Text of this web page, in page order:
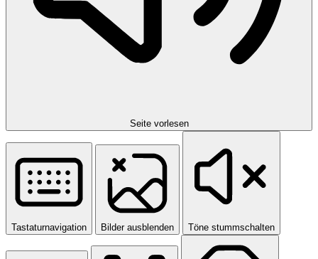
Seite vorlesen
Tastaturnavigation Bilder ausblenden Töne stummschalten